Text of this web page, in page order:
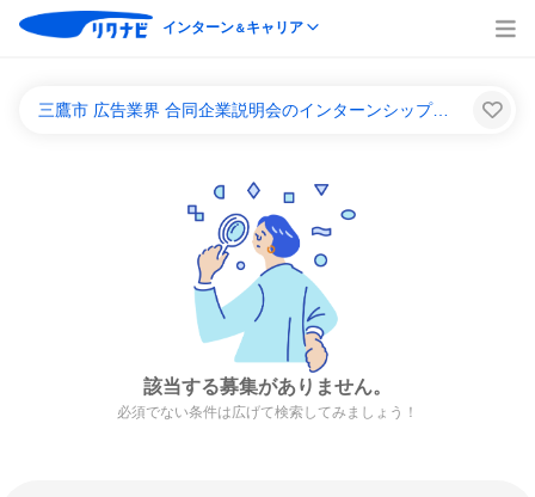
インターン＆キャリア
三鷹市 広告業界 合同企業説明会のインターンシップ＆キャリア一覧
該当する募集がありません。
必須でない条件は広げて検索してみましょう！